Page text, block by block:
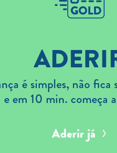
é simples, não fica
e em 10 min. começa
Aderir já